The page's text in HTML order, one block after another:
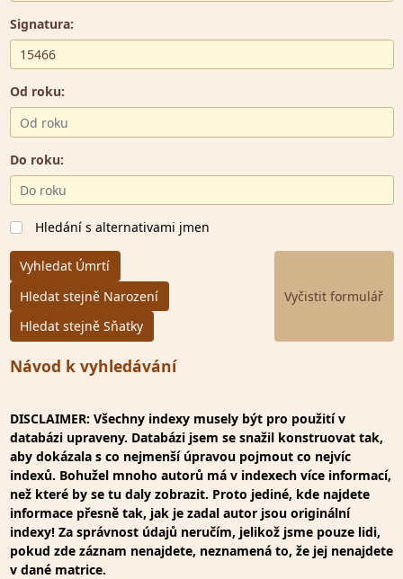
Signatura:
Od roku:
Do roku:
Hledání s alternativami jmen
Vyhledat Úmrtí
Hledat stejně Narození
Hledat stejně Sňatky
Návod k vyhledávání
DISCLAIMER: Všechny indexy musely být pro použití v
databázi upraveny. Databázi jsem se snažil konstruovat tak,
aby dokázala s co nejmenší úpravou pojmout co nejvíc
indexů. Bohužel mnoho autorů má v indexech více informací,
než které by se tu daly zobrazit. Proto jediné, kde najdete
informace přesně tak, jak je zadal autor jsou originální
indexy! Za správnost údajů neručím, jelikož jsme pouze lidi,
pokud zde záznam nenajdete, neznamená to, že jej nenajdete
v dané matrice.